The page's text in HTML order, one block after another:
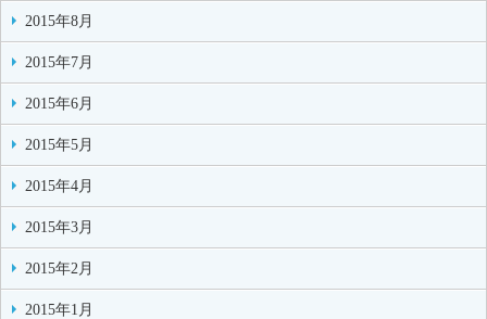
2015年8月
2015年7月
2015年6月
2015年5月
2015年4月
2015年3月
2015年2月
2015年1月